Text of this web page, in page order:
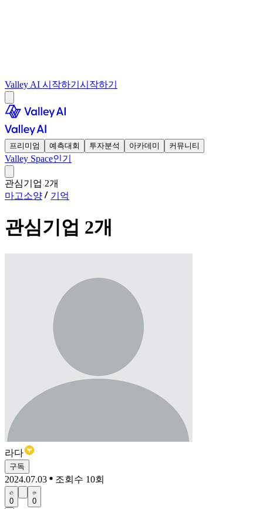
Valley AI 시작하기 시작하기
프리미엄 예측대회 투자분석 아카데미 커뮤니티
Valley Space인기
관심기업 2개
마고소양
기억
관심기업 2개
라다
구독
2024.07.03 조회수 10회
0 0